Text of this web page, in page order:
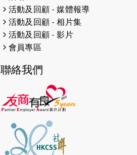
活動及回顧 - 媒體報導
活動及回顧 - 相片集
活動及回顧 - 影片
會員專區
聯絡我們